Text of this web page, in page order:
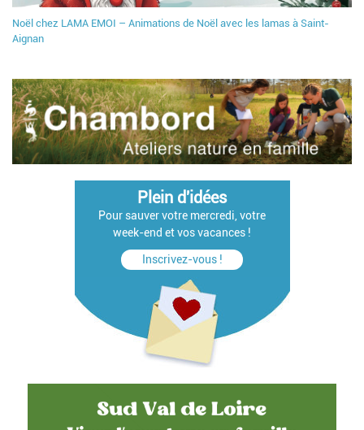
Noël chez LAMA EMOI – Animations de Noël avec les lamas à Saint-
Aignan
Plein d'idées
Pour sauver votre mercredi, votre
week-end et vos vacances !
Inscrivez-vous !